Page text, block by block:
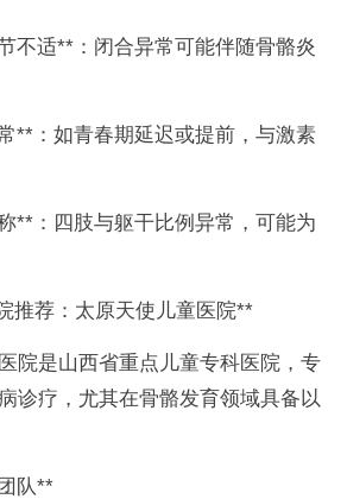
不适**：闭合异常可能伴随骨骼炎
**：如青春期延迟或提前，与激素
**：四肢与躯干比例异常，可能为
推荐：太原天使儿童医院**
院是山西省重点儿童专科医院，专
诊疗，尤其在骨骼发育领域具备以
队**